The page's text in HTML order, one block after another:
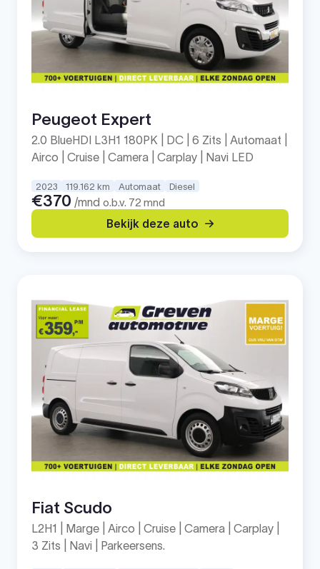
Peugeot Expert
2.0 BlueHDI L3H1 180PK | DC | 6 Zits | Automaat |
Airco | Cruise | Camera | Carplay | Navi LED
2023 119.162 km Automaat Diesel
€370 /mnd o.b.v. 72 mnd
Bekijk deze auto
Fiat Scudo
L2H1 | Marge | Airco | Cruise | Camera | Carplay |
3 Zits | Navi | Parkeersens.